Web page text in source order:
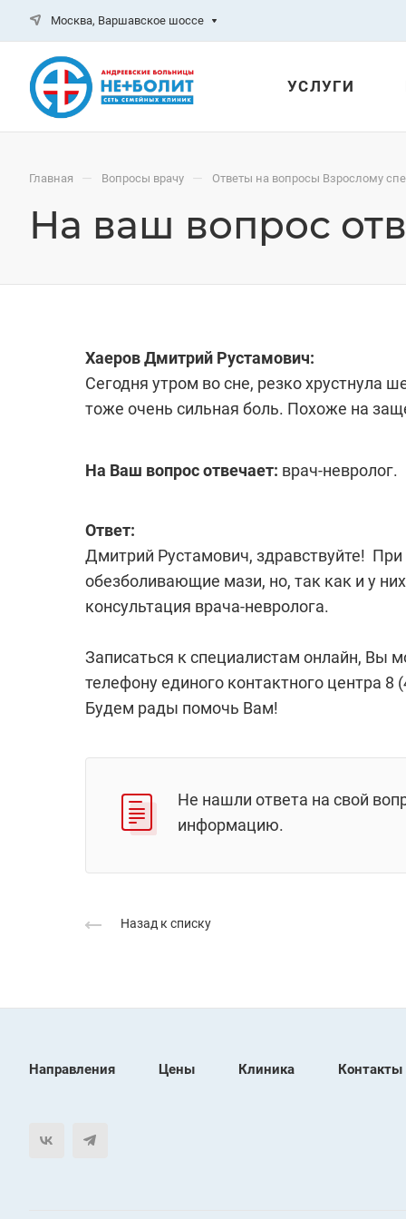
Москва, Варшавское шоссе
УСЛУГИ
Главная — Вопросы врачу — Ответы на вопросы Взрослому
На ваш вопрос
Хаеров Дмитрий Рустамович:
Сегодня утром во сне, резко хрустнула
тоже очень сильная боль. Похоже на
На Ваш вопрос отвечает: врач-невролог.
Ответ:
Дмитрий Рустамович, здравствуйте!
обезболивающие мази, но, так как и у
консультация врача-невролога.
Записаться к специалистам онлайн, Вы
телефону единого контактного центра 8
Будем рады помочь Вам!
Не нашли ответа на свой
информацию.
Назад к списку
Направления Цены Клиника Контакты